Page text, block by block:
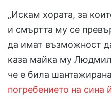
„Искам хората, за
и смъртта му се
да имат възможност
каза майка му
че е била
погребението на сина